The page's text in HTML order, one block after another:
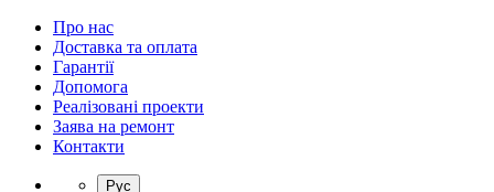
Про нас
Доставка та оплата
Гарантії
Допомога
Реалізовані проекти
Заява на ремонт
Контакти
Рус